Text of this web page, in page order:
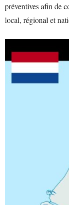
préventives afin de
local, régional et